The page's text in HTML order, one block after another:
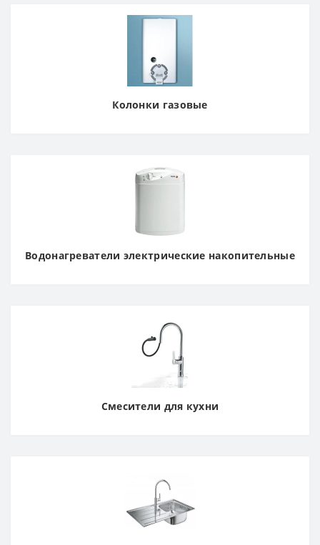
Колонки газовые
Водонагреватели электрические накопительные
Смесители для кухни